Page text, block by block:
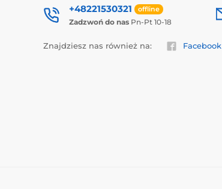
+48221530321 offline
Zadzwoń do nas Pn-Pt 10-18
Znajdziesz nas również na: Facebook